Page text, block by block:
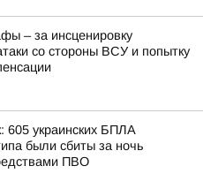
– за инсценировку
со стороны ВСУ и попытку
605 украинских БПЛА
были сбиты за ночь
ПВО